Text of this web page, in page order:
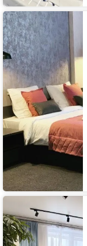
Отель
ИВАНОВООТЕЛЬ
Апартаменты
Все
в
гости
на